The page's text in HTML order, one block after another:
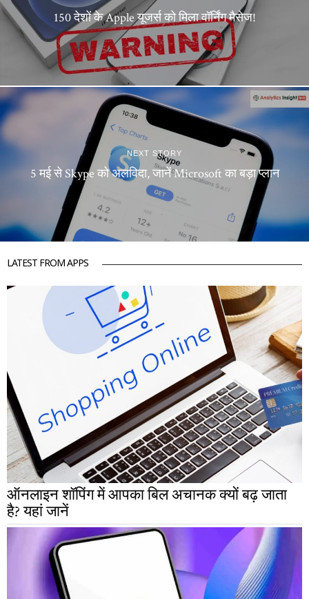
150 देशों के Apple यूजर्स को मिला वॉर्निंग मैसेज!
NEXT STORY
5 मई से Skype को अलविदा, जानें Microsoft का बड़ा प्लान
LATEST FROM APPS
ऑनलाइन शॉपिंग में आपका बिल अचानक क्यों बढ़ जाता
है? यहां जानें